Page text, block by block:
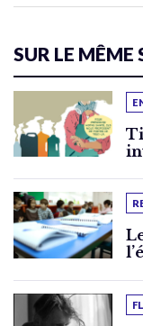
SUR LE MÊME